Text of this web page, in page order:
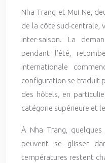
Nha Trang et Mui Ne,
de la côte sud-centrale,
inter-saison. La
pendant l’été,
internationale
configuration se traduit
des hôtels, en
catégorie supérieure et
À Nha Trang,
peuvent se glisser
températures restent